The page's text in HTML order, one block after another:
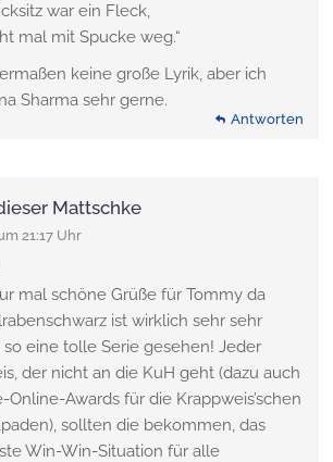
war ein Fleck,
mal mit Spucke weg.“
keine große Lyrik, aber ich
Sharma sehr gerne.
Antworten
Mattschke
21:17 Uhr
mal schöne Grüße für Tommy da
ist wirklich sehr sehr
eine tolle Serie gesehen! Jeder
der nicht an die KuH geht (dazu auch
Online-Awards für die Krappweis’schen
sollten die bekommen, das
Win-Win-Situation für alle